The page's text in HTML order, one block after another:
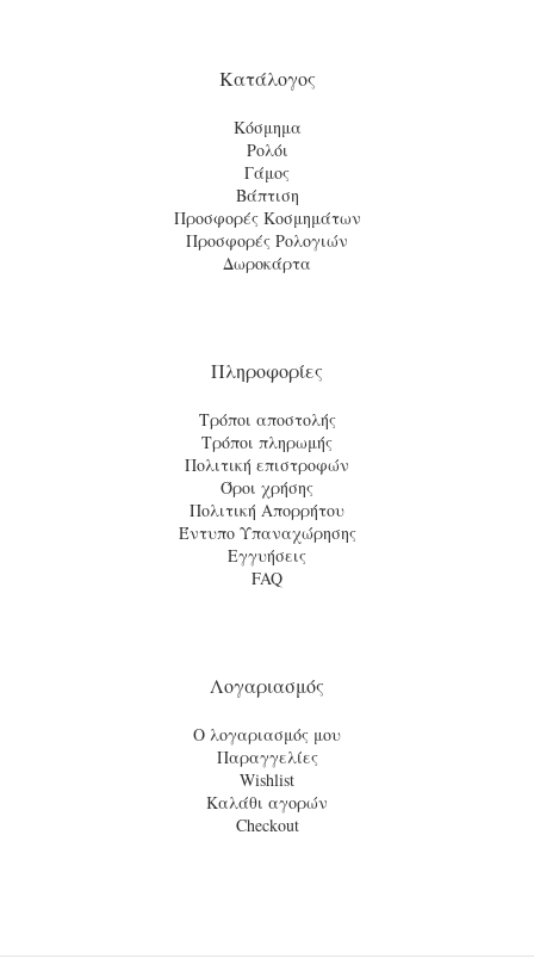
Κατάλογος
Κόσμημα
Ρολόι
Γάμος
Βάπτιση
Προσφορές Κοσμημάτων
Προσφορές Ρολογιών
Δωροκάρτα
Πληροφορίες
Τρόποι αποστολής
Τρόποι πληρωμής
Πολιτική επιστροφών
Όροι χρήσης
Πολιτική Απορρήτου
Έντυπο Υπαναχώρησης
Εγγυήσεις
FAQ
Λογαριασμός
Ο λογαριασμός μου
Παραγγελίες
Wishlist
Καλάθι αγορών
Checkout